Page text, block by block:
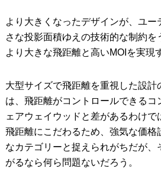
より大きくなったデザインが、ユ
さな投影面積ゆえの技術的な制約を
より大きな飛距離と高いMOIを実現
大型サイズで飛距離を重視した設計
は、飛距離がコントロールできるコ
ェアウェイウッドと差があるわけで
飛距離にこだわるため、強気な価格
なカテゴリーと捉えられがちだが、
がるなら何ら問題ないだろう。